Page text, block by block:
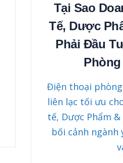
Tại Sao
Tế, Dược
Phải Đầu
Điện thoại
liên lạc tối ưu
tế, Dược Phẩm
bối cảnh ngành